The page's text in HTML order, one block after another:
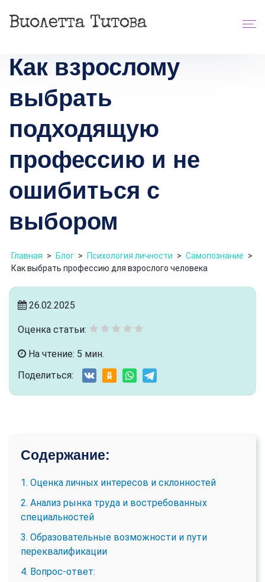
Как взрослому
выбрать
подходящую
профессию и не
ошибиться с
выбором
Главная > Блог > Психология личности > Самопознание >
Как выбрать профессию для взрослого человека
26.02.2025
Оценка статьи:
На чтение: 5 мин.
Поделиться:
Содержание:
1. Оценка личных интересов и склонностей
2. Анализ рынка труда и востребованных
специальностей
3. Образовательные возможности и пути
переквалификации
4. Вопрос-ответ: